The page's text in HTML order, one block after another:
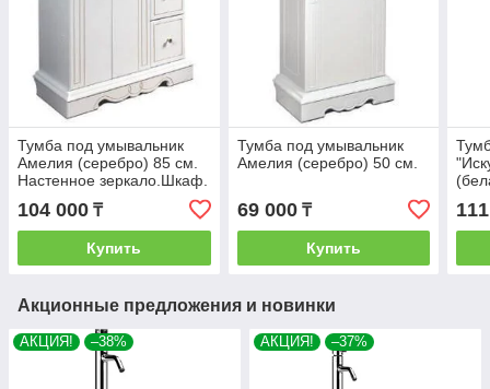
Тумба под умывальник
Амелия (серебро) 85 см.
Настенное зеркало.Шкаф.
104 000 ₸
Купить
Тумба под умывальник
Амелия (серебро) 50 см.
69 000₸
Купить
Акционные предложения и новинки
АКЦИЯ! –38% АКЦИЯ! –37%